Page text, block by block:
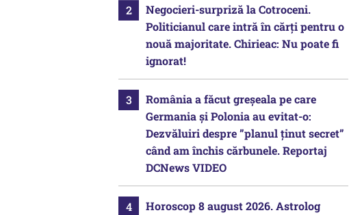
Negocieri-surpriză la Cotroceni.
Politicianul care intră în cărți pentru o
nouă majoritate. Chirieac: Nu poate fi
ignorat!
România a făcut greșeala pe care
Germania și Polonia au evitat-o:
Dezvăluiri despre ”planul ținut secret”
când am închis cărbunele. Reportaj
DCNews VIDEO
Horoscop 8 august 2026. Astrolog